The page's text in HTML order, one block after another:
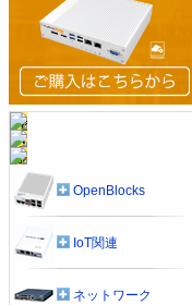
OpenBlocks
IoT関連
ネットワーク